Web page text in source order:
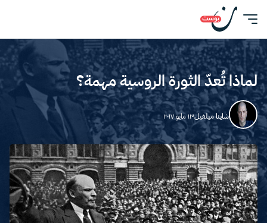
لماذا تُعدّ الثورة الروسية مهمة؟
شاينا ميلفيل١٣ مايو ٢٠١٧